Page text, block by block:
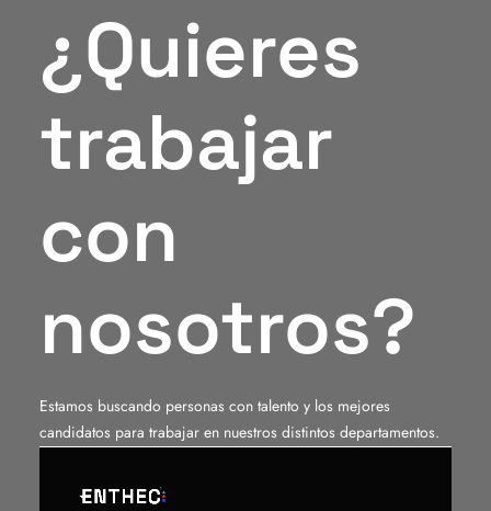
¿Quieres
trabajar
con
nosotros?
Estamos buscando personas con talento y los mejores
candidatos para trabajar en nuestros distintos departamentos.